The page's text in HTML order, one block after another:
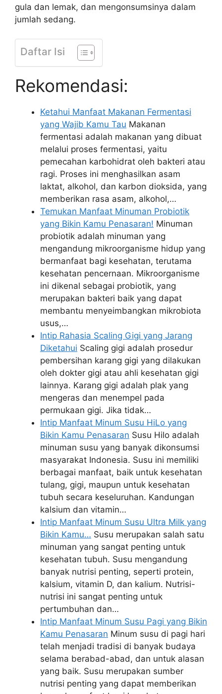
gula dan lemak, dan mengonsumsinya dalam
jumlah sedang.
Daftar Isi
Rekomendasi:
Ketahui Manfaat Makanan Fermentasi
yang Wajib Kamu Tau Makanan
fermentasi adalah makanan yang dibuat
melalui proses fermentasi, yaitu
pemecahan karbohidrat oleh bakteri atau
ragi. Proses ini menghasilkan asam
laktat, alkohol, dan karbon dioksida, yang
memberikan rasa asam, alkohol,…
Temukan Manfaat Minuman Probiotik
yang Bikin Kamu Penasaran! Minuman
probiotik adalah minuman yang
mengandung mikroorganisme hidup yang
bermanfaat bagi kesehatan, terutama
kesehatan pencernaan. Mikroorganisme
ini dikenal sebagai probiotik, yang
merupakan bakteri baik yang dapat
membantu menyeimbangkan mikrobiota
usus,…
Intip Rahasia Scaling Gigi yang Jarang
Diketahui Scaling gigi adalah prosedur
pembersihan karang gigi yang dilakukan
oleh dokter gigi atau ahli kesehatan gigi
lainnya. Karang gigi adalah plak yang
mengeras dan menempel pada
permukaan gigi. Jika tidak…
Intip Manfaat Minum Susu HiLo yang
Bikin Kamu Penasaran Susu Hilo adalah
minuman susu yang banyak dikonsumsi
masyarakat Indonesia. Susu ini memiliki
berbagai manfaat, baik untuk kesehatan
tulang, gigi, maupun untuk kesehatan
tubuh secara keseluruhan. Kandungan
kalsium dan vitamin…
Intip Manfaat Minum Susu Ultra Milk yang
Bikin Kamu… Susu merupakan salah satu
minuman yang sangat penting untuk
kesehatan tubuh. Susu mengandung
banyak nutrisi penting, seperti protein,
kalsium, vitamin D, dan kalium. Nutrisi-
nutrisi ini sangat penting untuk
pertumbuhan dan…
Intip Manfaat Minum Susu Pagi yang Bikin
Kamu Penasaran Minum susu di pagi hari
telah menjadi tradisi di banyak budaya
selama berabad-abad, dan untuk alasan
yang baik. Susu merupakan sumber
nutrisi penting yang dapat memberikan